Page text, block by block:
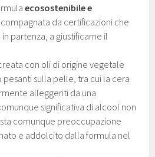
ecosostenibile e
da certificazioni che
partenza, a giustificarne il
con oli di origine vegetale
pesanti sulla pelle, tra cui la cera
alleggeriti da una
significativa di alcool non
comunque preoccupazione
e addolcito dalla formula nel